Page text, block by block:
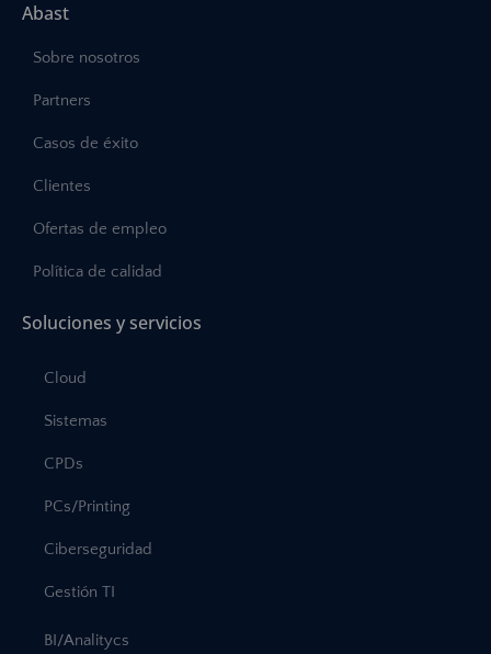
Abast
Sobre nosotros
Partners
Casos de éxito
Clientes
Ofertas de empleo
Política de calidad
Soluciones y servicios
Cloud
Sistemas
CPDs
PCs/Printing
Ciberseguridad
Gestión TI
BI/Analitycs